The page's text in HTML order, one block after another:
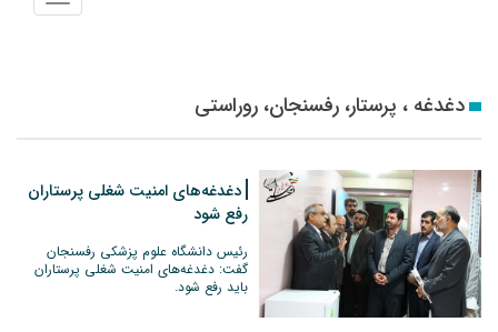
منو
دغدغه ، پرستار، رفسنجان، روراستی
دغدغه‌های امنیت شغلی پرستاران
رفع شود
رئیس دانشگاه علوم پزشکی رفسنجان
گفت: دغدغه‌های امنیت شغلی پرستاران
باید رفع شود.